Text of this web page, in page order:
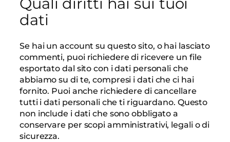
dati
Se hai un account su questo sito, o hai lasciato
commenti, puoi richiedere di ricevere un file
esportato dal sito con i dati personali che
abbiamo su di te, compresi i dati che ci hai
fornito. Puoi anche richiedere di cancellare
tutti i dati personali che ti riguardano. Questo
non include i dati che sono obbligato a
conservare per scopi amministrativi, legali o di
sicurezza.